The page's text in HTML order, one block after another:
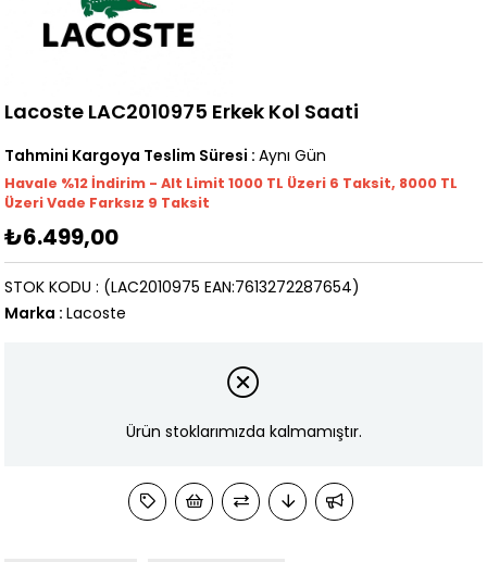
Lacoste LAC2010975 Erkek Kol Saati
Tahmini Kargoya Teslim Süresi : Aynı Gün
Havale %12 İndirim - Alt Limit 1000 TL Üzeri 6 Taksit, 8000 TL
Üzeri Vade Farksız 9 Taksit
₺6.499,00
(LAC2010975 EAN:7613272287654)
STOK KODU
Marka : Lacoste
Ürün stoklarımızda kalmamıştır.